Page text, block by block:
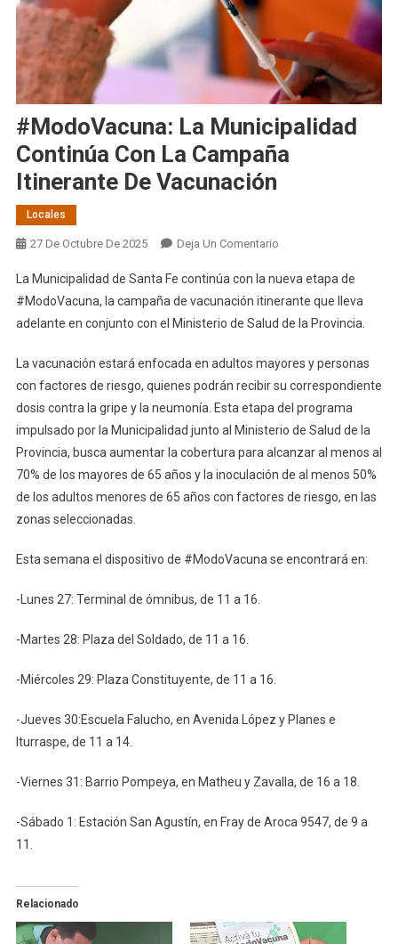
#ModoVacuna: La Municipalidad
Continúa Con La Campaña
Itinerante De Vacunación
Locales
27 De Octubre De 2025 Deja Un ComentarioEn
La
Municipalidad
Continúa
La
Campaña
Itinerante
De
Vacunación
La Municipalidad de Santa Fe continúa con la nueva etapa de
#ModoVacuna, la campaña de vacunación itinerante que lleva
adelante en conjunto con el Ministerio de Salud de la Provincia.
La vacunación estará enfocada en adultos mayores y personas
con factores de riesgo, quienes podrán recibir su correspondiente
dosis contra la gripe y la neumonía. Esta etapa del programa
impulsado por la Municipalidad junto al Ministerio de Salud de la
Provincia, busca aumentar la cobertura para alcanzar al menos al
70% de los mayores de 65 años y la inoculación de al menos 50%
de los adultos menores de 65 años con factores de riesgo, en las
zonas seleccionadas.
Esta semana el dispositivo de #ModoVacuna se encontrará en:
-Lunes 27: Terminal de ómnibus, de 11 a 16.
-Martes 28: Plaza del Soldado, de 11 a 16.
-Miércoles 29: Plaza Constituyente, de 11 a 16.
-Jueves 30:Escuela Falucho, en Avenida López y Planes e
Iturraspe, de 11 a 14.
-Viernes 31: Barrio Pompeya, en Matheu y Zavalla, de 16 a 18.
-Sábado 1: Estación San Agustín, en Fray de Aroca 9547, de 9 a
11.
Relacionado